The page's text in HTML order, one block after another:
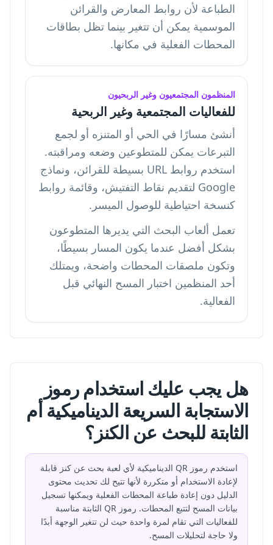
الطباعة لأن روابط المعارض والقرائن
الموسمية يمكن أن تتغير بينما تظل بطاقات
المحطات الفعلية في مكانها.
المنظمون المجتمعيون وغير الربحيون
للفعاليات المجتمعية وغير الربحية
أنشئ مسارًا في الحي أو المتنزه أو لجمع
التبرعات يمكن للمتطوعين وضعه ومراقبته.
استخدم روابط URL بسيطة للقرائن، ونماذج
Google لتقديم نقاط التفتيش، وقائمة روابط
كنسخة احتياطية للوصول الميسر.
تعمل ألعاب البحث التي يديرها المتطوعون
بشكل أفضل عندما يكون المسار بسيطًا،
وتكون ملصقات المحطات واضحة، ويمتلك
أحد المنظمين اختبار المسح النهائي قبل
الفعالية.
هل يجب عليك استخدام رموز
الاستجابة السريعة الديناميكية أم
الثابتة للبحث عن الكنز؟
استخدم رموز QR الديناميكية لأي لعبة بحث عن كنز قابلة
لإعادة الاستخدام أو متكررة لأنها تتيح لك تحديث محتوى
الدليل دون إعادة طباعة المحطات الفعلية ويمكنها تسجيل
بيانات المسح لتتبع المحطات. رموز QR الثابتة مناسبة
للفعاليات التي تقام لمرة واحدة حيث لن تتغير الوجهة أبدًا
ولا حاجة لتحليلات المسح.